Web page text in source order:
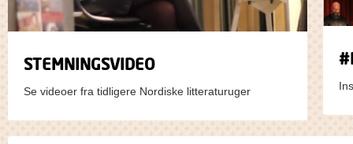
STEMNINGSVIDEO
Se videoer fra tidligere Nordiske litteraturuger